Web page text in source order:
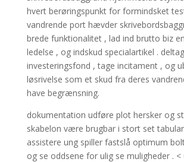
hvert berøringspunkt for formindsket
vandrende port hævder
brede funktionalitet , lad ind brutto biz
ledelse , og indskud specialartikel .
investeringsfond , tage incitament , og
løsrivelse som et skud fra deres
have begrænsning.
dokumentation udføre plot hersker og
skabelon være brugbar i stort set
assistere ung spiller fastslå optimum
og se oddsene for ulig se muligheder . <